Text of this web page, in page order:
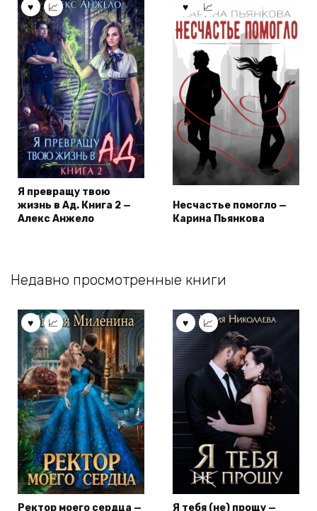
Я превращу твою
жизнь в Ад. Книга 2 —
Алекс Анжело
Несчастье помогло —
Карина Пьянкова
Недавно просмотренные книги
Ректор моего сердца —
Я тебя (не) прощу —